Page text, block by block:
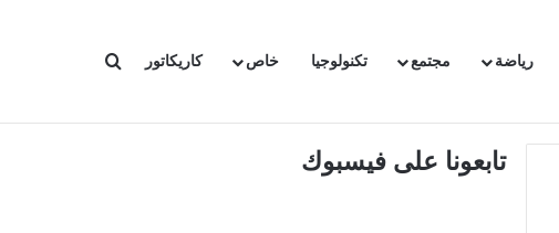
رياضة مجتمع تكنولوجيا خاص كاريكاتور بحث عن
تابعونا على فيسبوك